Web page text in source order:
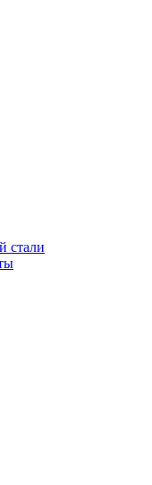
стали